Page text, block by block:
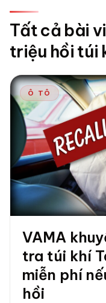
Tất cả bài
triệu hồi túi
Ô TÔ
VAMA
tra túi khí
miễn phí
hồi